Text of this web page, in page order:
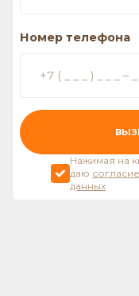
Номер телефона
Нажимая на
даю
данных